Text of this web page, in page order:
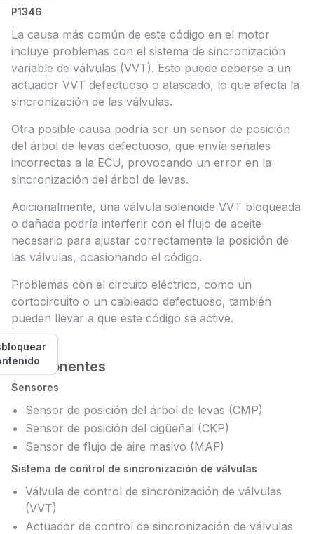
P1346
La causa más común de este código en el motor
incluye problemas con el sistema de sincronización
variable de válvulas (VVT). Esto puede deberse a un
actuador VVT defectuoso o atascado, lo que afecta la
sincronización de las válvulas.
Otra posible causa podría ser un sensor de posición
del árbol de levas defectuoso, que envía señales
incorrectas a la ECU, provocando un error en la
sincronización del árbol de levas.
Adicionalmente, una válvula solenoide VVT bloqueada
o dañada podría interferir con el flujo de aceite
necesario para ajustar correctamente la posición de
las válvulas, ocasionando el código.
Problemas con el circuito eléctrico, como un
cortocircuito o un cableado defectuoso, también
pueden llevar a que este código se active.
Componentes
Sensores
Sensor de posición del árbol de levas (CMP)
Sensor de posición del cigüeñal (CKP)
Sensor de flujo de aire masivo (MAF)
Sistema de control de sincronización de válvulas
Válvula de control de sincronización de válvulas
(VVT)
Actuador de control de sincronización de válvulas